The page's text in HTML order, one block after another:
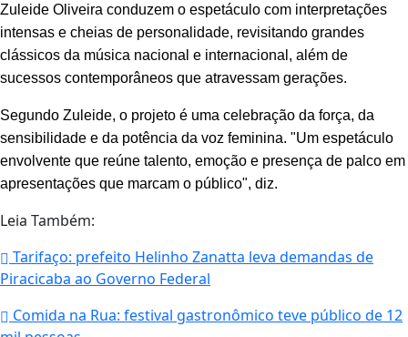
Zuleide Oliveira conduzem o espetáculo com interpretações
intensas e cheias de personalidade, revisitando grandes
clássicos da música nacional e internacional, além de
sucessos contemporâneos que atravessam gerações.
Segundo Zuleide, o projeto é uma celebração da força, da
sensibilidade e da potência da voz feminina. "Um espetáculo
envolvente que reúne talento, emoção e presença de palco em
apresentações que marcam o público", diz.
Leia Também:
Tarifaço: prefeito Helinho Zanatta leva demandas de
Piracicaba ao Governo Federal
Comida na Rua: festival gastronômico teve público de 12